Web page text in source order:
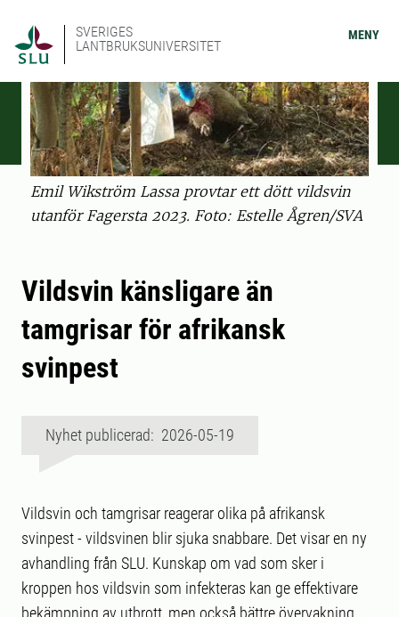
SVERIGES
LANTBRUKSUNIVERSITET
MENY
Emil Wikström Lassa provtar ett dött vildsvin
utanför Fagersta 2023. Foto: Estelle Ågren/SVA
Vildsvin känsligare än
tamgrisar för afrikansk
svinpest
Nyhet publicerad: 2026-05-19
Vildsvin och tamgrisar reagerar olika på afrikansk
svinpest - vildsvinen blir sjuka snabbare. Det visar en ny
avhandling från SLU. Kunskap om vad som sker i
kroppen hos vildsvin som infekteras kan ge effektivare
bekämpning av utbrott, men också bättre övervakning,